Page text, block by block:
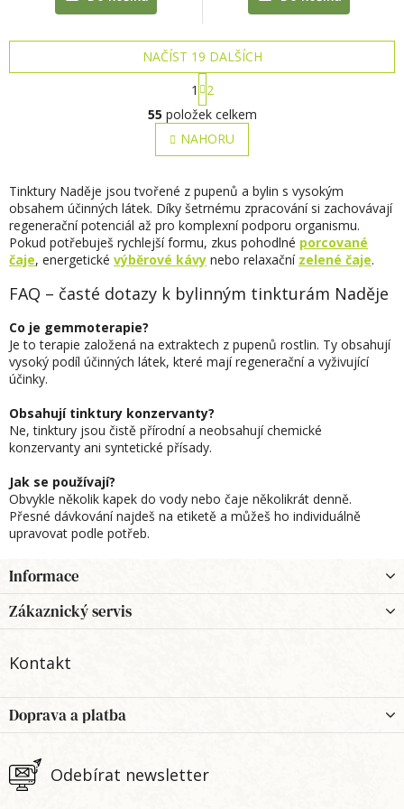
O
v
l
á
a
c
í
p
r
k
ý
p
u
NAČÍST 19 DALŠÍCH
S
t
r
á
n
k
v
á
n
í
1
2
55 položek celkem
NAHORU
Tinktury Naděje jsou tvořené z pupenů a bylin s vysokým
obsahem účinných látek. Díky šetrnému zpracování si zachovávají
regenerační potenciál až pro komplexní podporu organismu.
Pokud potřebuješ rychlejší formu, zkus pohodlné porcované
čaje, energetické výběrové kávy nebo relaxační zelené čaje.
FAQ – časté dotazy k bylinným tinkturám Naděje
Co je gemmoterapie?
Je to terapie založená na extraktech z pupenů rostlin. Ty obsahují
vysoký podíl účinných látek, které mají regenerační a vyživující
účinky.
Obsahují tinktury konzervanty?
Ne, tinktury jsou čistě přírodní a neobsahují chemické
konzervanty ani syntetické přísady.
Jak se používají?
Obvykle několik kapek do vody nebo čaje několikrát denně.
Přesné dávkování najdeš na etiketě a můžeš ho individuálně
upravovat podle potřeb.
á
p
a
Informace
Zákaznický servis
Kontakt
Odebírat newsletter
Doprava a platba